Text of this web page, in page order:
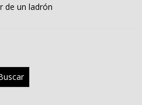
de un ladrón